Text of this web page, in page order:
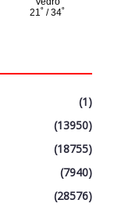
(1)
(13950)
(18755)
(7940)
(28576)